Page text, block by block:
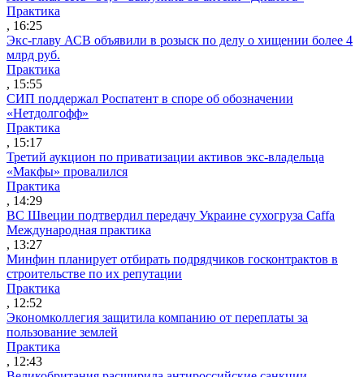
Практика
, 16:25
Экс-главу АСВ объявили в розыск по делу о хищении более 4
млрд руб.
Практика
, 15:55
СИП поддержал Роспатент в споре об обозначении
«Нетдолгофф»
Практика
, 15:17
Третий аукцион по приватизации активов экс-владельца
«Макфы» провалился
Практика
, 14:29
ВС Швеции подтвердил передачу Украине сухогруза Caffa
Международная практика
, 13:27
Минфин планирует отбирать подрядчиков госконтрактов в
строительстве по их репутации
Практика
, 12:52
Экономколлегия защитила компанию от переплаты за
пользование землей
Практика
, 12:43